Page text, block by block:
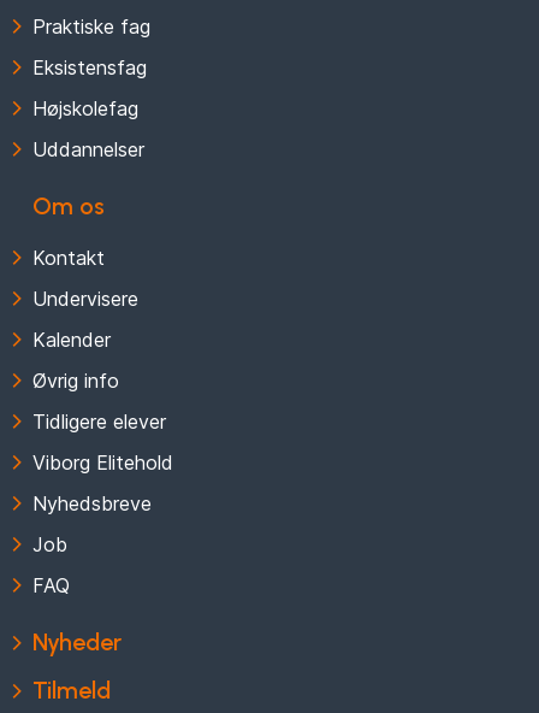
Praktiske fag
Eksistensfag
Højskolefag
Uddannelser
Om os
Kontakt
Undervisere
Kalender
Øvrig info
Tidligere elever
Viborg Elitehold
Nyhedsbreve
Job
FAQ
Nyheder
Tilmeld